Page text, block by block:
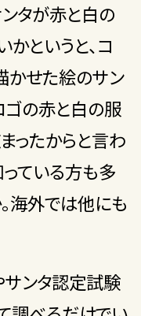
タが赤と白の
というと、コ
かせた絵のサン
ゴの赤と白の服
ったからと言わ
ている方も多
海外では他にも
サンタ認定試験